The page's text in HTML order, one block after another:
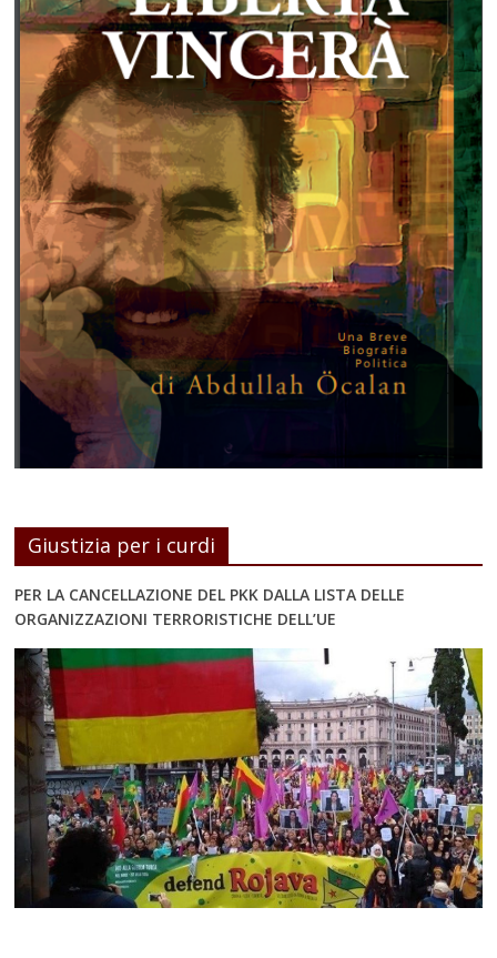
Giustizia per i curdi
PER LA CANCELLAZIONE DEL PKK DALLA LISTA DELLE
ORGANIZZAZIONI TERRORISTICHE DELL’UE